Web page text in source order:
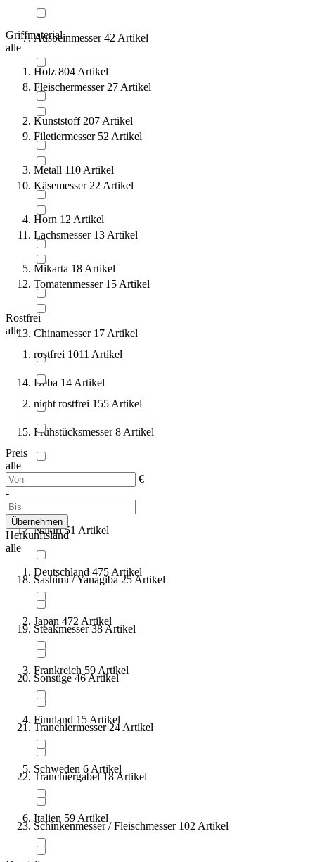
Ausbeinmesser 42 Artikel
Fleischermesser 27 Artikel
Filetiermesser 52 Artikel
Käsemesser 22 Artikel
Lachsmesser 13 Artikel
Tomatenmesser 15 Artikel
Chinamesser 17 Artikel
Deba 14 Artikel
Frühstücksmesser 8 Artikel
Nakiri 51 Artikel
Sashimi / Yanagiba 25Artikel
Steakmesser 38Artikel
Sonstige 46Artikel
Tranchiermesser 24 Artikel
Tranchiergabel 18Artikel
Schinkenmesser / Fleischmesser 102 Artikel
Griffmaterial
alle
Holz 804 Artikel
Kunststoff 207 Artikel
Metall 110 Artikel
Horn 12 Artikel
Mikarta 18 Artikel
Rostfrei
alle
rostfrei 1011 Artikel
nicht rostfrei 155 Artikel
Preis
alle
€
-
Übernehmen
Herkunftsland
alle
Deutschland 475 Artikel
Japan 472 Artikel
Frankreich 59 Artikel
Finnland 15 Artikel
Schweden 6 Artikel
Italien 59 Artikel